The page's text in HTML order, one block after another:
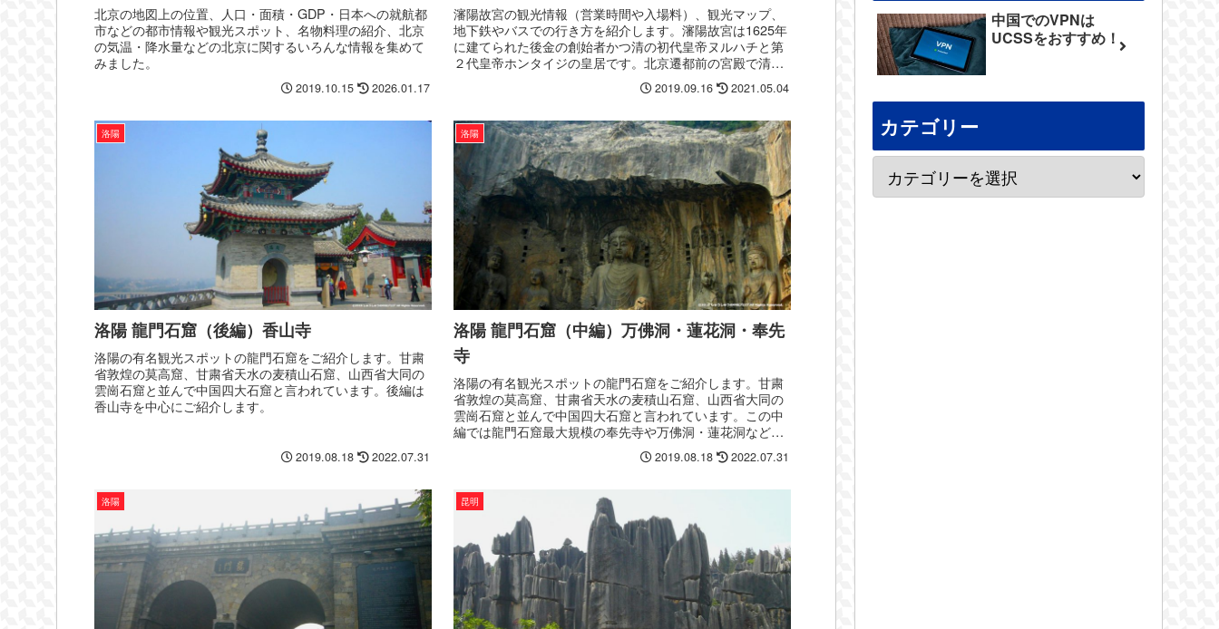
北京の地図上の位置、人口・面積・GDP・日本への就航都
市などの都市情報や観光スポット、名物料理の紹介、北京
の気温・降水量などの北京に関するいろんな情報を集めて
みました。
2019.10.15 2026.01.17
瀋陽故宮の観光情報（営業時間や入場料）、観光マップ、
地下鉄やバスでの行き方を紹介します。瀋陽故宮は1625年
に建てられた後金の創始者かつ清の初代皇帝ヌルハチと第
２代皇帝ホンタイジの皇居です。北京遷都前の宮殿で清朝
2019.09.16 2021.05.04
洛陽
洛陽 龍門石窟（後編）香山寺
洛陽の有名観光スポットの龍門石窟をご紹介します。甘粛
省敦煌の莫高窟、甘粛省天水の麦積山石窟、山西省大同の
雲崗石窟と並んで中国四大石窟と言われています。後編は
香山寺を中心にご紹介します。
2019.08.18 2022.07.31
洛陽
洛陽 龍門石窟（中編）万佛洞・蓮花洞・奉先
寺
洛陽の有名観光スポットの龍門石窟をご紹介します。甘粛
省敦煌の莫高窟、甘粛省天水の麦積山石窟、山西省大同の
雲崗石窟と並んで中国四大石窟と言われています。この中
編では龍門石窟最大規模の奉先寺や万佛洞・蓮花洞などを
2019.08.18 2022.07.31
洛陽 昆明
中国でのVPNは
UCSSをおすすめ！
カテゴリー